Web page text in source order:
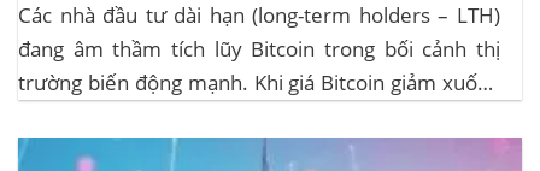
Các nhà đầu tư dài hạn (long-term holders – LTH)
đang âm thầm tích lũy Bitcoin trong bối cảnh thị
trường biến động mạnh. Khi giá Bitcoin giảm xuống
khiến hơn 185 triệu USD vị thế mua bị xóa...